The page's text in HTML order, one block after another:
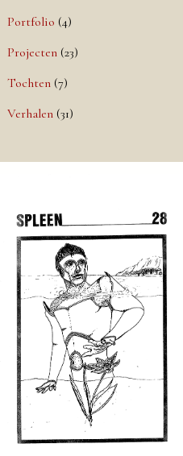
Portfolio (4)
Projecten (23)
Tochten (7)
Verhalen (31)